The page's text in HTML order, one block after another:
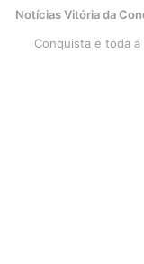
Notícias Vitória da
Conquista e toda